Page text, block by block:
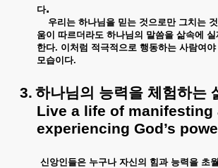
다.
우리는 하나님을 믿는 것으로만 그치는
움이 따르더라도 하나님의 말씀을 삶속에 실
한다. 이처럼 적극적으로 행동하는 사람여야
모습이다.
3. 하나님의 능력을 체험하는
Live a life of manifesting
experiencing God’s
신앙인들은 누구나 자신의 힘과 능력을 초